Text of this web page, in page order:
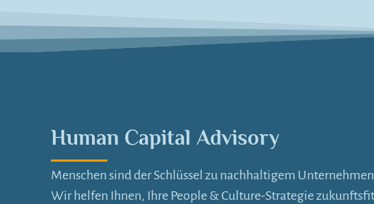
Human Capital Advisory
Menschen sind der Schlüssel zu nachhaltigem
Wir helfen Ihnen, Ihre People & Culture-Strategie